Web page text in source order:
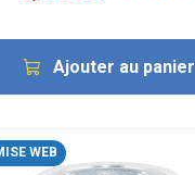
Ajouter au panier
WEB